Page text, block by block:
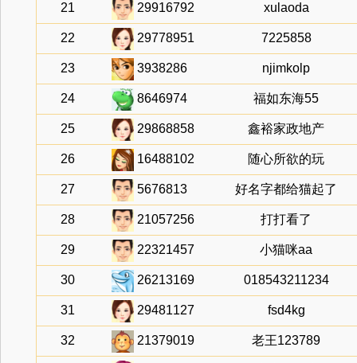
21 29916792 xulaoda
22 29778951 7225858
23 3938286 njimkolp
24 8646974 福如东海55
25 29868858 鑫裕家政地产
26 16488102 随心所欲的玩
27 5676813 好名字都给猫起了
28 21057256 打打看了
29 22321457 小猫咪aa
30 26213169 018543211234
31 29481127 fsd4kg
32 21379019 老王123789